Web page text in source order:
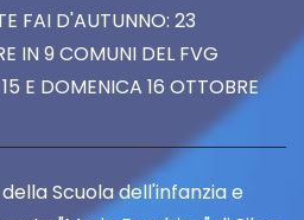
FAI D'AUTUNNO: 23
IN 9 COMUNI DEL FVG
E DOMENICA 16 OTTOBRE
Scuola dell'infanzia e